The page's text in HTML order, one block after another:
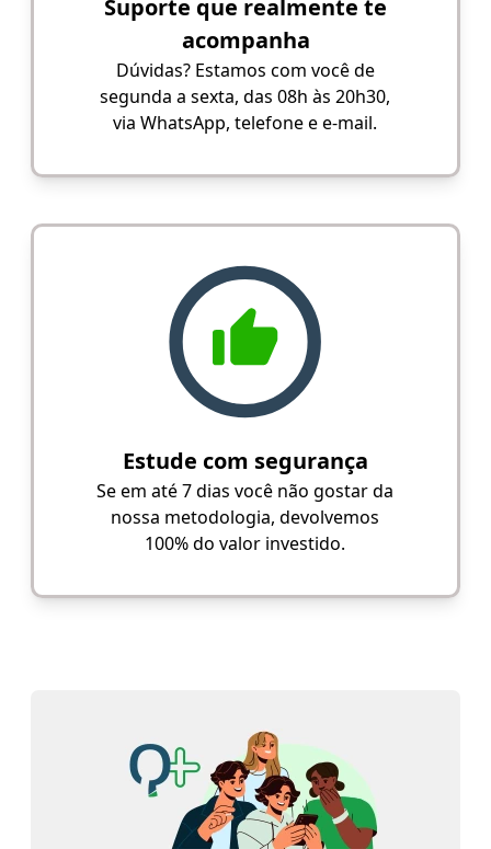
Suporte que realmente te
acompanha
Dúvidas? Estamos com você de
segunda a sexta, das 08h às 20h30,
via WhatsApp, telefone e e-mail.
Estude com segurança
Se em até 7 dias você não gostar da
nossa metodologia, devolvemos
100% do valor investido.